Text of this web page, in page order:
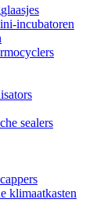
incubatoren
sealers
klimaatkasten